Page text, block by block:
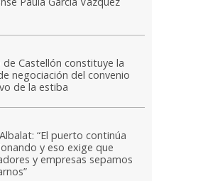
de Castellón constituye la
negociación del convenio
de la estiba
“El puerto continúa
y eso exige que
y empresas sepamos